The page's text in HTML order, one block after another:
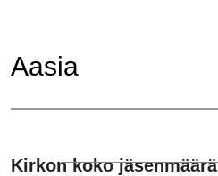
Aasia
Kirkon koko jäsenmäärä